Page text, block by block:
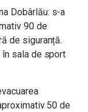
Dobârlău: s-a
90 de
de siguranță.
sala de sport
50 de